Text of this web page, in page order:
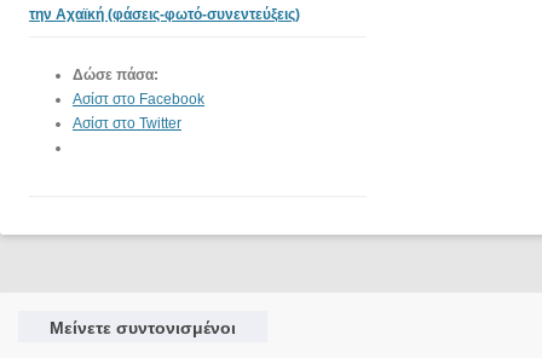
την Αχαϊκή (φάσεις-φωτό-συνεντεύξεις)
Δώσε πάσα:
Ασίστ στο Facebook
Ασίστ στο Twitter
Μείνετε συντονισμένοι